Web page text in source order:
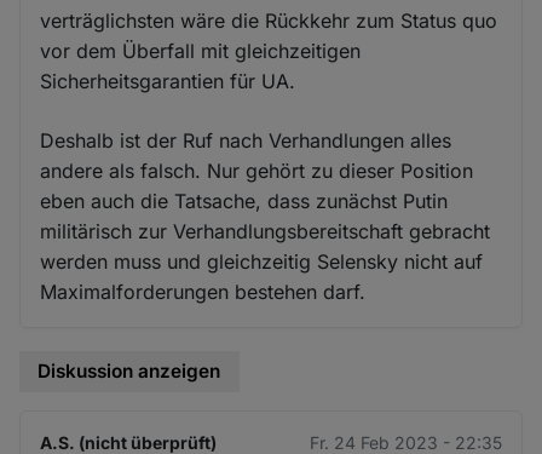
verträglichsten wäre die Rückkehr zum Status quo
vor dem Überfall mit gleichzeitigen
Sicherheitsgarantien für UA.
Deshalb ist der Ruf nach Verhandlungen alles
andere als falsch. Nur gehört zu dieser Position
eben auch die Tatsache, dass zunächst Putin
militärisch zur Verhandlungsbereitschaft gebracht
werden muss und gleichzeitig Selensky nicht auf
Maximalforderungen bestehen darf.
Diskussion anzeigen
A.S. (nicht überprüft) Fr. 24 Feb 2023 - 22:35